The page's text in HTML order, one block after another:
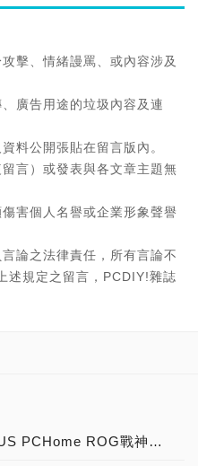
擊、情緒謾罵、或內容涉及
廣告用途的垃圾內容及連
料公開張貼在留言版內。
言）或發表與各文章主題無
害個人名譽或企業形象聲譽
論之法律責任，所有言論不
述規定之留言，PCDIY!雜誌
充值信仰力就看這一波，ASUS PCHome ROG戰神祭典、電競周邊全面最低5折起